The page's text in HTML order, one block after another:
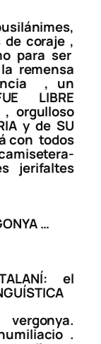
de coraje ,
para ser
remensa
, un
LIBRE
, orgulloso
y de SU
con todos
jerifaltes
…
el
.